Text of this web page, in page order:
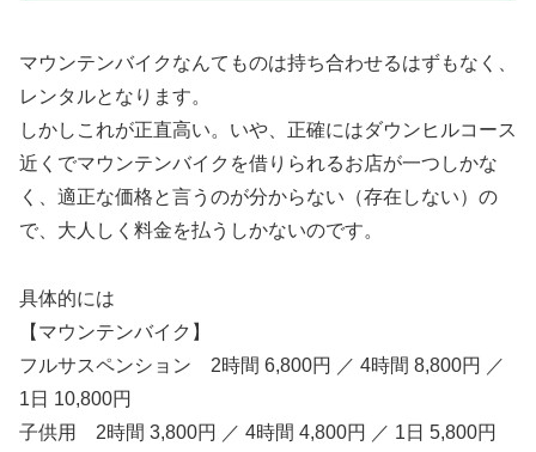
マウンテンバイクなんてものは持ち合わせるはずもなく、
レンタルとなります。
しかしこれが正直高い。いや、正確にはダウンヒルコース
近くでマウンテンバイクを借りられるお店が一つしかな
く、適正な価格と言うのが分からない（存在しない）の
で、大人しく料金を払うしかないのです。
具体的には
【マウンテンバイク】
フルサスペンション 2時間 6,800円 ／ 4時間 8,800円 ／
1日 10,800円
子供用 2時間 3,800円 ／ 4時間 4,800円 ／ 1日 5,800円